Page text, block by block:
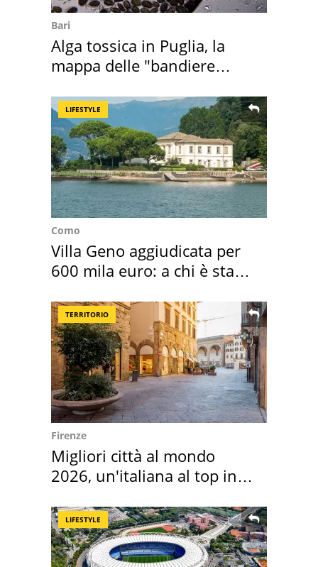
Bari
Alga tossica in Puglia, la
mappa delle "bandiere
LIFESTYLE
Como
Villa Geno aggiudicata per
600 mila euro: a chi è stata
TERRITORIO
Firenze
Migliori città al mondo
2026, un'italiana al top in
LIFESTYLE